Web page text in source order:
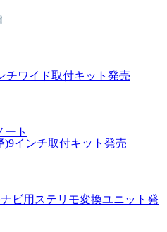
チワイド取付キット発売
ート
)9インチ取付キット発売
ビ用ステリモ変換ユニット発